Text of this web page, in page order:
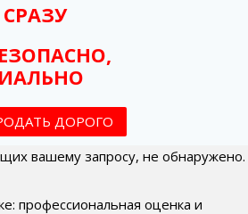
ДОРОГО
вашему запросу, не обнаружено.
профессиональная оценка и